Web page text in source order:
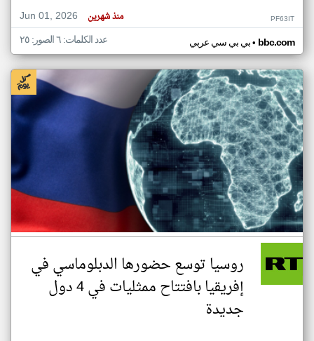
Jun 01, 2026
منذ شهرين PF63IT
بي بي سي عربي• bbc.com عدد الكلمات: ٦ الصور: ٢٥
روسيا توسع حضورها الدبلوماسي في
إفريقيا بافتتاح ممثليات في 4 دول
جديدة